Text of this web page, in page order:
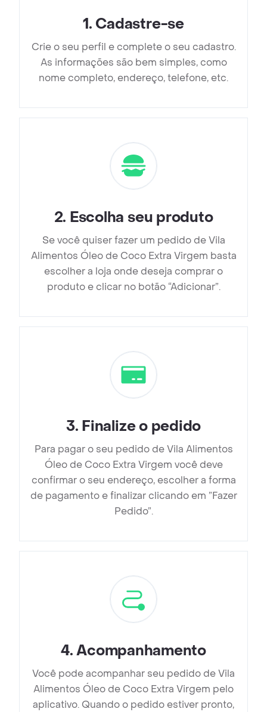
1. Cadastre-se
Crie o seu perfil e complete o seu cadastro.
As informações são bem simples, como
nome completo, endereço, telefone, etc.
2. Escolha seu produto
Se você quiser fazer um pedido de Vila
Alimentos Óleo de Coco Extra Virgem basta
escolher a loja onde deseja comprar o
produto e clicar no botão “Adicionar”.
3. Finalize o pedido
Para pagar o seu pedido de Vila Alimentos
Óleo de Coco Extra Virgem você deve
confirmar o seu endereço, escolher a forma
de pagamento e finalizar clicando em ”Fazer
Pedido”.
4.Acompanhamento
Você pode acompanhar seu pedido de Vila
Alimentos Óleo de Coco Extra Virgem pelo
aplicativo. Quando o pedido estiver pronto,